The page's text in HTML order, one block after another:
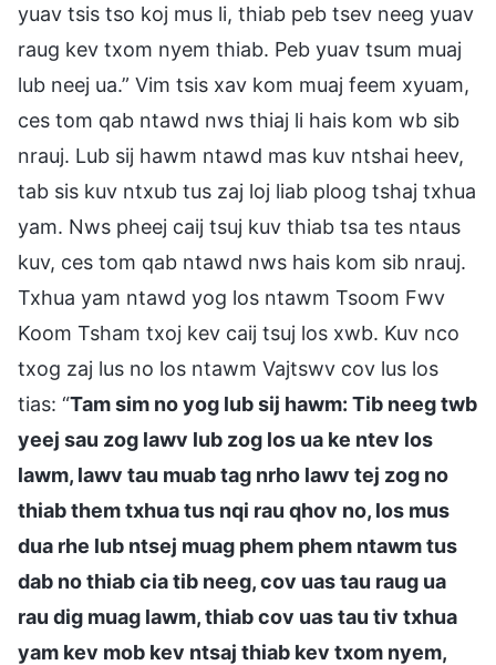
yuav tsis tso koj mus li, thiab peb tsev neeg yuav
raug kev txom nyem thiab. Peb yuav tsum muaj
lub neej ua.” Vim tsis xav kom muaj feem xyuam,
ces tom qab ntawd nws thiaj li hais kom wb sib
nrauj. Lub sij hawm ntawd mas kuv ntshai heev,
tab sis kuv ntxub tus zaj loj liab ploog tshaj txhua
yam. Nws pheej caij tsuj kuv thiab tsa tes ntaus
kuv, ces tom qab ntawd nws hais kom sib nrauj.
Txhua yam ntawd yog los ntawm Tsoom Fwv
Koom Tsham txoj kev caij tsuj los xwb. Kuv nco
txog zaj lus no los ntawm Vajtswv cov lus los
tias: “Tam sim no yog lub sij hawm: Tib neeg twb
yeej sau zog lawv lub zog los ua ke ntev los
lawm, lawv tau muab tag nrho lawv tej zog no
thiab them txhua tus nqi rau qhov no, los mus
dua rhe lub ntsej muag phem phem ntawm tus
dab no thiab cia tib neeg, cov uas tau raug ua
rau dig muag lawm, thiab cov uas tau tiv txhua
yam kev mob kev ntsaj thiab kev txom nyem,